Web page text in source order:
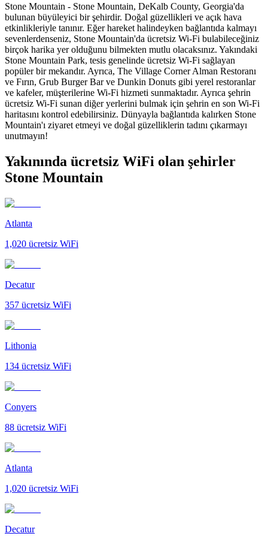
Stone Mountain - Stone Mountain, DeKalb County, Georgia'da
bulunan büyüleyici bir şehirdir. Doğal güzellikleri ve açık hava
etkinlikleriyle tanınır. Eğer hareket halindeyken bağlantıda kalmayı
sevenlerdenseniz, Stone Mountain'da ücretsiz Wi-Fi bulabileceğiniz
birçok harika yer olduğunu bilmekten mutlu olacaksınız. Yakındaki
Stone Mountain Park, tesis genelinde ücretsiz Wi-Fi sağlayan
popüler bir mekandır. Ayrıca, The Village Corner Alman Restoranı
ve Fırın, Grub Burger Bar ve Dunkin Donuts gibi yerel restoranlar
ve kafeler, müşterilerine Wi-Fi hizmeti sunmaktadır. Ayrıca şehrin
ücretsiz Wi-Fi sunan diğer yerlerini bulmak için şehrin en son Wi-Fi
haritasını kontrol edebilirsiniz. Dünyayla bağlantıda kalırken Stone
Mountain'ı ziyaret etmeyi ve doğal güzelliklerin tadını çıkarmayı
unutmayın!
Yakınında ücretsiz WiFi olan şehirler
Stone Mountain
Atlanta
1,020 ücretsiz WiFi
Decatur
357 ücretsiz WiFi
Lithonia
134 ücretsiz WiFi
Conyers
88 ücretsiz WiFi
Atlanta
1,020 ücretsiz WiFi
Decatur